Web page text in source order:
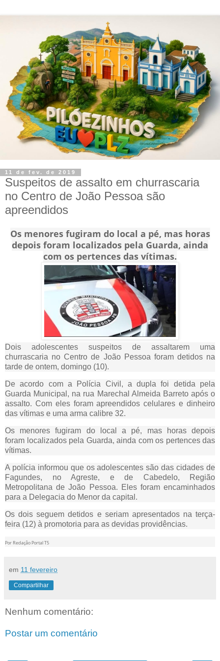
11 de fev. de 2019
Suspeitos de assalto em churrascaria
no Centro de João Pessoa são
apreendidos
Os menores fugiram do local a pé, mas horas
depois foram localizados pela Guarda, ainda
com os pertences das vítimas.
Dois adolescentes suspeitos de assaltarem uma
churrascaria no Centro de João Pessoa foram detidos na
tarde de ontem, domingo (10).
De acordo com a Polícia Civil, a dupla foi detida pela
Guarda Municipal, na rua Marechal Almeida Barreto após o
assalto. Com eles foram apreendidos celulares e dinheiro
das vítimas e uma arma calibre 32.
Os menores fugiram do local a pé, mas horas depois
foram localizados pela Guarda, ainda com os pertences das
vítimas.
A polícia informou que os adolescentes são das cidades de
Fagundes, no Agreste, e de Cabedelo, Região
Metropolitana de João Pessoa. Eles foram encaminhados
para a Delegacia do Menor da capital.
Os dois seguem detidos e seriam apresentados na terça-
feira (12) à promotoria para as devidas providências.
Por Redação Portal T5
em 11 fevereiro
Compartilhar
Nenhum comentário:
Postar um comentário